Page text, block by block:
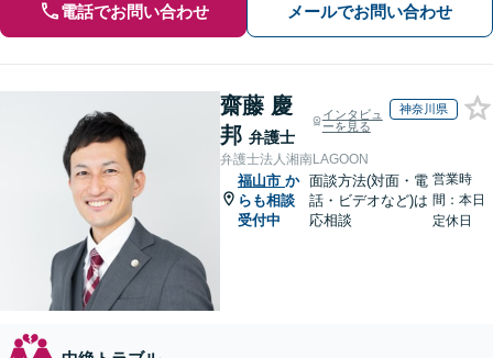
電話でお問い合わせ メールでお問い合わせ
齋藤 慶
邦 弁護士
インタビュ
ーを見る
神奈川県
弁護士法人湘南LAGOON
福山市 か
らも相談
受付中
面談方法(対面・電
話・ビデオなど)は
応相談
営業時
間：本日
定休日